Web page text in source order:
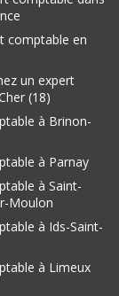
comptable en
un expert
(18)
à Brinon-
à Parnay
à Saint-
Moulon
à Ids-Saint-
à Limeux